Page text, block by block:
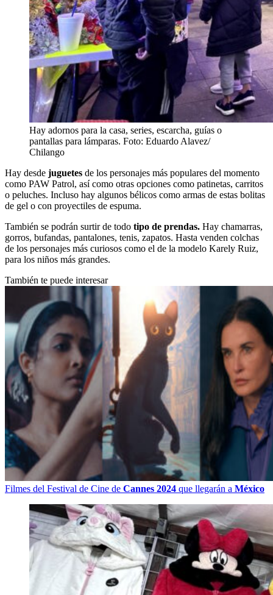
Hay adornos para la casa, series, escarcha, guías o
pantallas para lámparas. Foto: Eduardo Alavez/
Chilango
Hay desde juguetes de los personajes más populares del momento
como PAW Patrol, así como otras opciones como patinetas, carritos
o peluches. Incluso hay algunos bélicos como armas de estas bolitas
de gel o con proyectiles de espuma.
También se podrán surtir de todo tipo de prendas. Hay chamarras,
gorros, bufandas, pantalones, tenis, zapatos. Hasta venden colchas
de los personajes más curiosos como el de la modelo Karely Ruiz,
para los niños más grandes.
También te puede interesar
Filmes del Festival de Cine de Cannes 2024 que llegarán a México